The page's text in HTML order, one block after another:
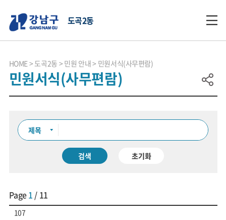
도곡2동
HOME 도곡2동 민원 안내 민원서식(사무편람)
민원서식(사무편람)
검색 초기화
Page1 / 11
107